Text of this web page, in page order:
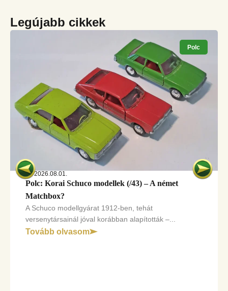
Legújabb cikkek
Polc
2026.08.01.
Polc: Korai Schuco modellek (/43) – A német
Matchbox?
A Schuco modellgyárat 1912-ben, tehát
versenytársainál jóval korábban alapították –...
Tovább olvasom